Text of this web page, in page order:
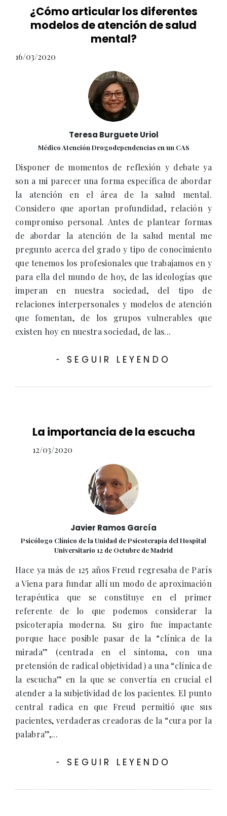
¿Cómo articular los diferentes
modelos de atención de salud
mental?
16/03/2020
Teresa Burguete Uriol
Médico Atención Drogodependencias en un CAS
Disponer de momentos de reflexión y debate ya
son a mi parecer una forma específica de abordar
la atención en el área de la salud mental.
Considero que aportan profundidad, relación y
compromiso personal. Antes de plantear formas
de abordar la atención de la salud mental me
pregunto acerca del grado y tipo de conocimiento
que tenemos los profesionales que trabajamos en y
para ella del mundo de hoy, de las ideologías que
imperan en nuestra sociedad, del tipo de
relaciones interpersonales y modelos de atención
que fomentan, de los grupos vulnerables que
existen hoy en nuestra sociedad, de las...
- SEGUIR LEYENDO
La importancia de la escucha
12/03/2020
Javier Ramos García
Psicólogo Clínico de la Unidad de Psicoterapia del Hospital
Universitario 12 de Octubre de Madrid
Hace ya más de 125 años Freud regresaba de París
a Viena para fundar allí un modo de aproximación
terapéutica que se constituye en el primer
referente de lo que podemos considerar la
psicoterapia moderna. Su giro fue impactante
porque hace posible pasar de la “clínica de la
mirada” (centrada en el síntoma, con una
pretensión de radical objetividad) a una “clínica de
la escucha” en la que se convertía en crucial el
atender a la subjetividad de los pacientes. El punto
central radica en que Freud permitió que sus
pacientes, verdaderas creadoras de la “cura por la
palabra”,...
- SEGUIR LEYENDO